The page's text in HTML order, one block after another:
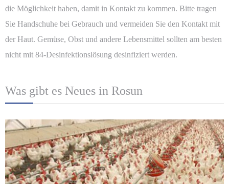
die Möglichkeit haben, damit in Kontakt zu kommen. Bitte tragen
Sie Handschuhe bei Gebrauch und vermeiden Sie den Kontakt mit
der Haut. Gemüse, Obst und andere Lebensmittel sollten am besten
nicht mit 84-Desinfektionslösung desinfiziert werden.
Was gibt es Neues in Rosun